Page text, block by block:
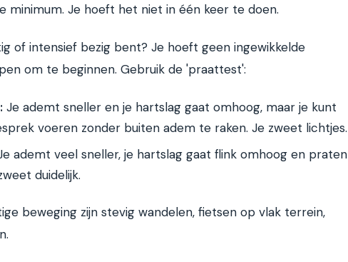
minimum. Je hoeft het niet in één keer te doen.
of intensief bezig bent? Je hoeft geen ingewikkelde
om te beginnen. Gebruik de 'praattest':
Je ademt sneller en je hartslag gaat omhoog, maar je kunt
voeren zonder buiten adem te raken. Je zweet lichtjes.
ademt veel sneller, je hartslag gaat flink omhoog en praten
duidelijk.
beweging zijn stevig wandelen, fietsen op vlak terrein,